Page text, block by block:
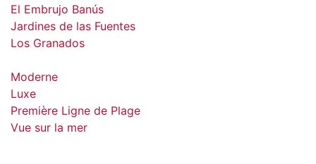
El Embrujo Banús
Jardines de las Fuentes
Los Granados
Moderne
Luxe
Première Ligne de Plage
Vue sur la mer